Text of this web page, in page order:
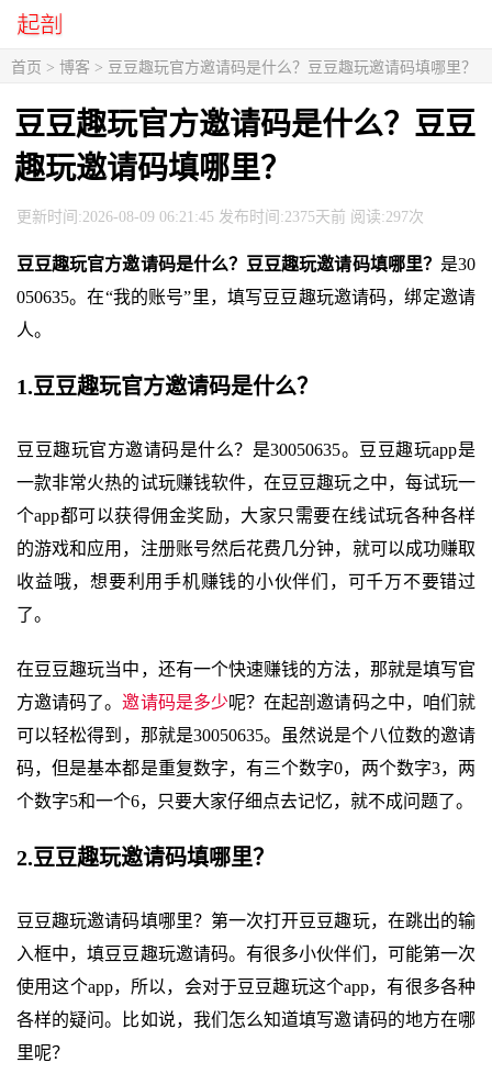
首页 > 博客 > 豆豆趣玩官方邀请码是什么？豆豆趣玩邀请码填哪里？
豆豆趣玩官方邀请码是什么？豆豆
趣玩邀请码填哪里？
更新时间:2026-08-09 06:21:45 发布时间:2375天前 阅读:297次
豆豆趣玩官方邀请码是什么？豆豆趣玩邀请码填哪里？ 是30
050635。在“我的账号”里，填写豆豆趣玩邀请码，绑定邀请
人。
1.豆豆趣玩官方邀请码是什么？
豆豆趣玩官方邀请码是什么？是30050635。豆豆趣玩app是
一款非常火热的试玩赚钱软件，在豆豆趣玩之中，每试玩一
个app都可以获得佣金奖励，大家只需要在线试玩各种各样
的游戏和应用，注册账号然后花费几分钟，就可以成功赚取
收益哦，想要利用手机赚钱的小伙伴们，可千万不要错过
了。
在豆豆趣玩当中，还有一个快速赚钱的方法，那就是填写官
方邀请码了。邀请码是多少呢？在起剖邀请码之中，咱们就
可以轻松得到，那就是30050635。虽然说是个八位数的邀请
码，但是基本都是重复数字，有三个数字0，两个数字3，两
个数字5和一个6，只要大家仔细点去记忆，就不成问题了。
2.豆豆趣玩邀请码填哪里？
豆豆趣玩邀请码填哪里？第一次打开豆豆趣玩，在跳出的输
入框中，填豆豆趣玩邀请码。有很多小伙伴们，可能第一次
使用这个app，所以，会对于豆豆趣玩这个app，有很多各种
各样的疑问。比如说，我们怎么知道填写邀请码的地方在哪
里呢？